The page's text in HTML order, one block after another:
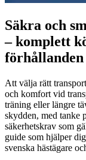
Säkra och
– komplett
förhållanden
Att välja rätt
och komfort vid
träning eller längre
skydden, med tanke
säkerhetskrav som
guide som hjälper
svenska hästägare